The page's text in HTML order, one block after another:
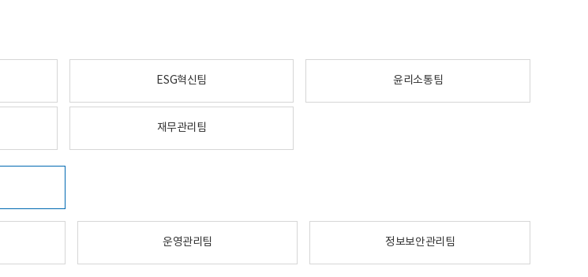
ESG혁신팀 윤리소통팀
재무관리팀
운영관리팀 정보보안관리팀